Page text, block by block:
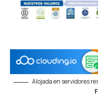
Alojada en servidores